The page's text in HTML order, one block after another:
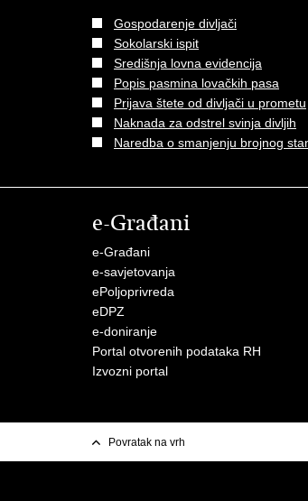
Gospodarenje divljači
Sokolarski ispit
Središnja lovna evidencija
Popis pasmina lovačkih pasa
Prijava štete od divljači u prometu
Naknada za odstrel svinja divljih
Naredba o smanjenju brojnog
e-Građani
e-Građani
e-savjetovanja
ePoljoprivreda
eDPZ
e-doniranje
Portal otvorenih podataka RH
Izvozni portal
Povratak na vrh